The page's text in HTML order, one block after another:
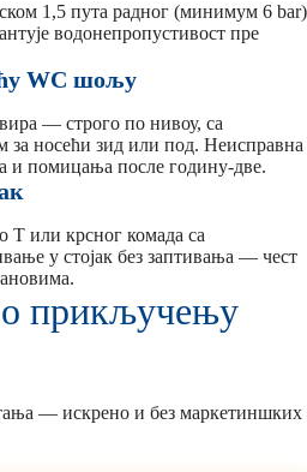
1,5 пута радног (минимум 6 bar)
водонепропустивост пре
WC шољу
— строго по нивоу, са
носећи зид или под. Неисправна
и помицања после годину-две.
Т или крсног комада са
у стојак без заптивања — чест
прикључењу
— искрено и без маркетиншких